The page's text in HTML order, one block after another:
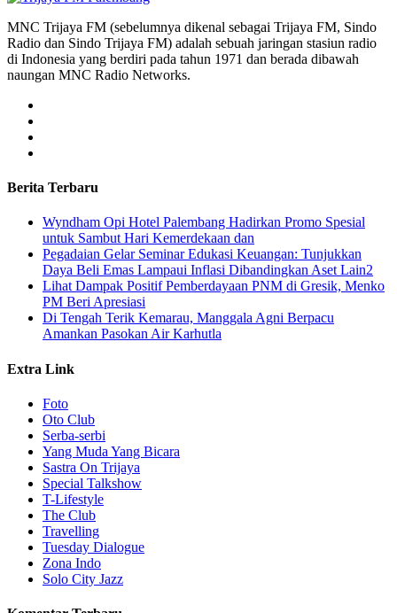
MNC Trijaya FM (sebelumnya dikenal sebagai Trijaya FM, Sindo
Radio dan Sindo Trijaya FM) adalah sebuah jaringan stasiun radio
di Indonesia yang berdiri pada tahun 1971 dan berada dibawah
naungan MNC Radio Networks.
Berita Terbaru
Wyndham Opi Hotel Palembang Hadirkan Promo Spesial
untuk Sambut Hari Kemerdekaan dan
Pegadaian Gelar Seminar Edukasi Keuangan: Tunjukkan
Daya Beli Emas Lampaui Inflasi Dibandingkan Aset Lain2
Lihat Dampak Positif Pemberdayaan PNM di Gresik, Menko
PM Beri Apresiasi
​Di Tengah Terik Kemarau, Manggala Agni Berpacu
Amankan Pasokan Air Karhutla
Extra Link
Foto
Oto Club
Serba-serbi
Yang Muda Yang Bicara
Sastra On Trijaya
Special Talkshow
T-Lifestyle
The Club
Travelling
Tuesday Dialogue
Zona Indo
Solo City Jazz